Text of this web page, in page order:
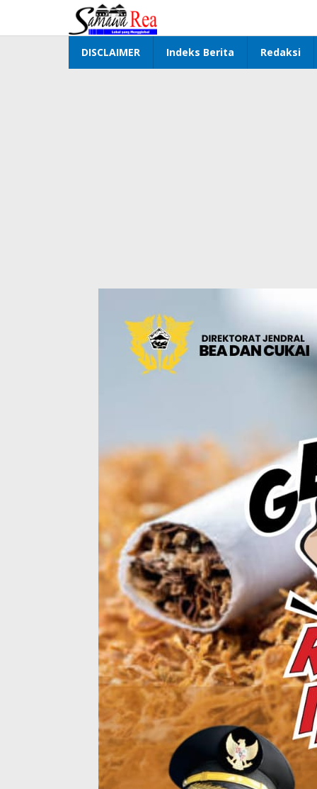
konten
DISCLAIMER Indeks Berita Redaksi